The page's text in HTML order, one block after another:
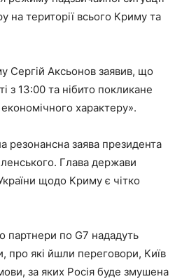
на території всього Криму та
Сергій Аксьонов заявив, що
з 13:00 та нібито покликане
характеру».
резонансна заява президента
Глава держави
щодо Криму є чітко
партнери по G7 нададуть
про які йшли переговори, Київ
за яких Росія буде змушена